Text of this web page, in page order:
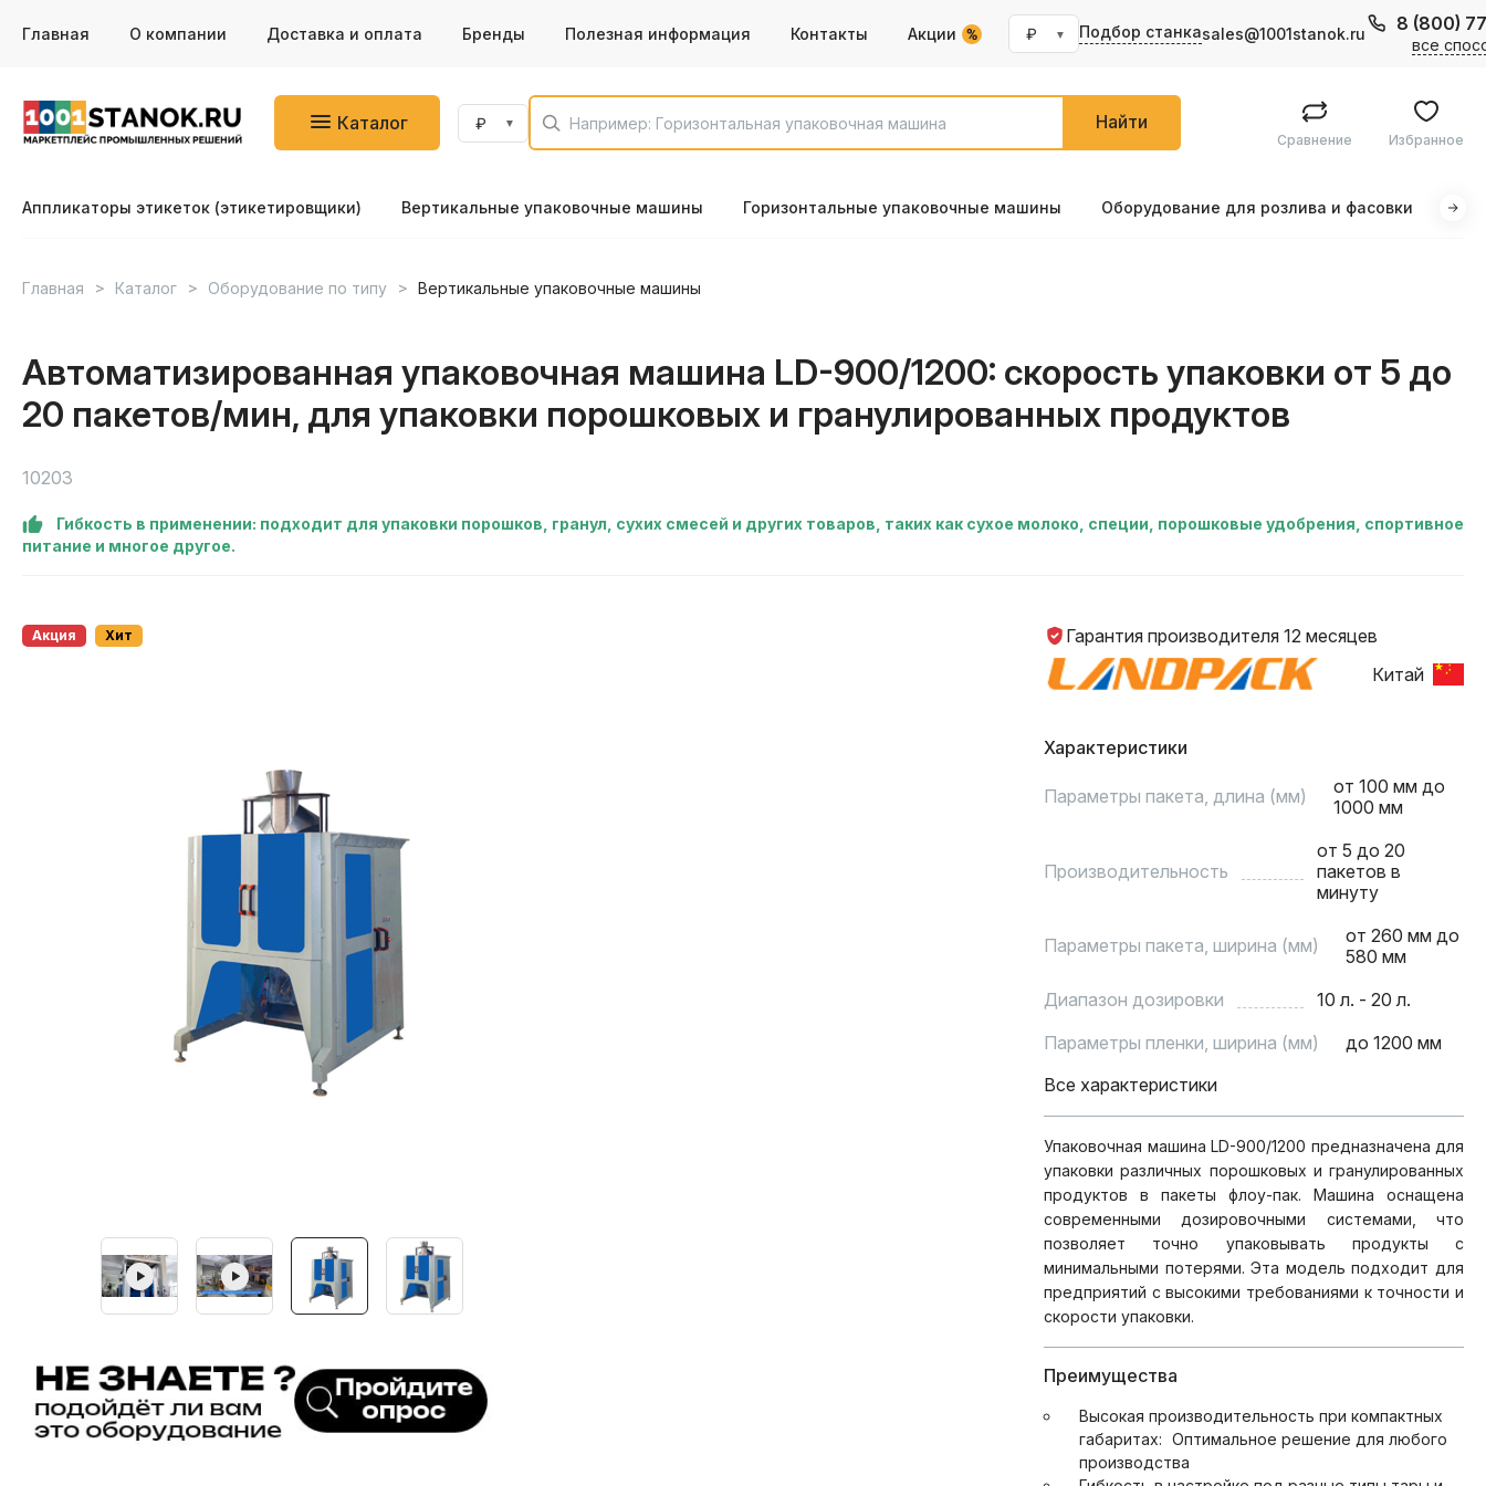
Главная О компании Доставка и оплата Бренды Полезная информация Контакты Акции Подбор станкаsales@1001stanok.ru 8 (800)
все
Каталог Найти
Сравнение Избранное
Аппликаторы этикеток (этикетировщики) Вертикальные упаковочные машины Горизонтальные упаковочные машины Оборудование для розлива и фасовки
Главная Каталог Оборудование по типу Вертикальные упаковочные машины
Автоматизированная упаковочная машина LD-900/1200: скорость упаковки от 5 до
20 пакетов/мин, для упаковки порошковых и гранулированных продуктов
10203
Гибкость в применении: подходит для упаковки порошков, гранул, сухих смесей и других товаров, таких как сухое молоко, специи, порошковые удобрения, спортивное
питание и многое другое.
Акция Хит
Гарантия производителя 12 месяцев
Китай
Характеристики
Параметры пакета, длина (мм)
от 100 мм до
1000 мм
Производительность
от 5 до 20
пакетов в
минуту
Параметры пакета, ширина (мм)
от 260 мм до
580 мм
Диапазон дозировки
10 л. - 20 л.
Параметры пленки, ширина (мм)
до 1200 мм
Все характеристики
Упаковочная машина LD-900/1200 предназначена для
упаковки различных порошковых и гранулированных
продуктов в пакеты флоу-пак. Машина оснащена
современными дозировочными системами, что
позволяет точно упаковывать продукты с
минимальными потерями. Эта модель подходит для
предприятий с высокими требованиями к точности и
скорости упаковки.
Преимущества
Высокая производительность при компактных
габаритах: Оптимальное решение для любого
производства